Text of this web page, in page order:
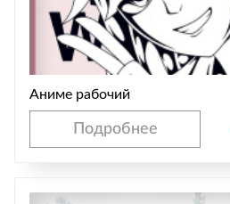
Аниме рабочий
Подробнее